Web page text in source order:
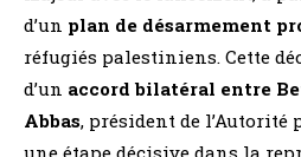
d’un plan de désarmement
réfugiés palestiniens. Cette
d’un accord bilatéral entre
Abbas, président de
une étape décisive dans la